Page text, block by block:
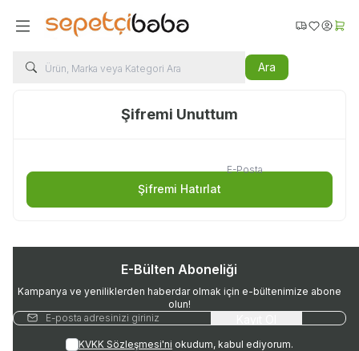
Ara
Favorilerim
Şifremi Unuttum
E-Posta
Şifremi Hatırlat
E-Bülten Aboneliği
Kampanya ve yeniliklerden haberdar olmak için e-bültenimize abone
olun!
KVKK Sözleşmesi'ni okudum, kabul ediyorum.